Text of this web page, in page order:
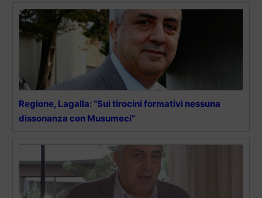
Regione, Lagalla: “Sui tirocini formativi nessuna
dissonanza con Musumeci”